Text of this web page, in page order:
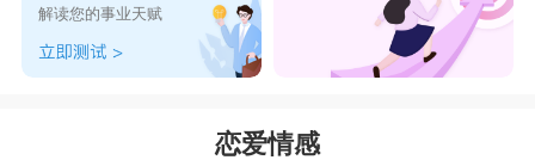
解读您的事业天赋
恋爱情感